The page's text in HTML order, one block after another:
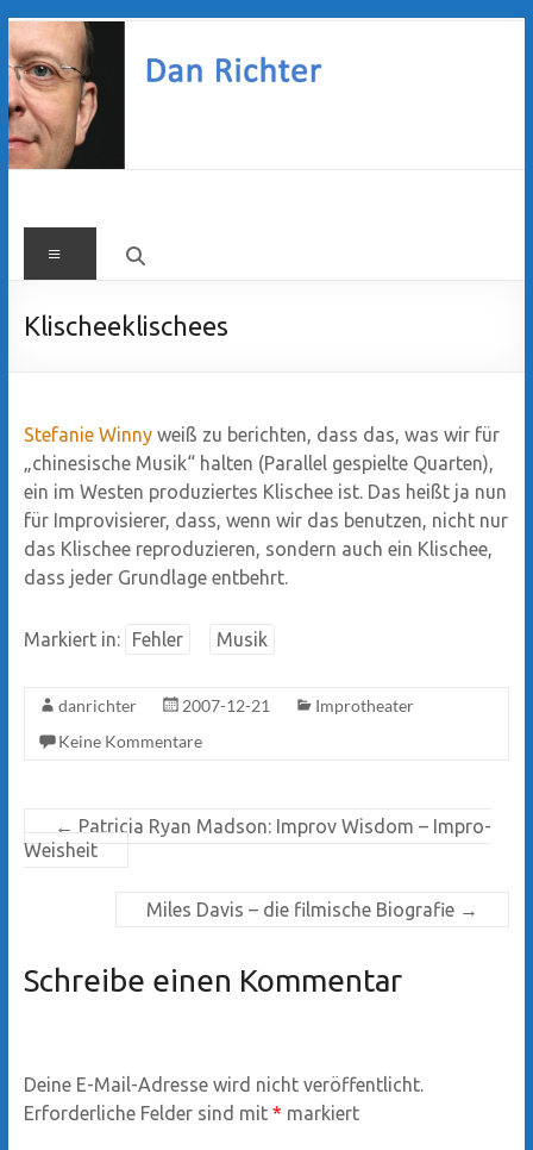
Zum
Inhalt
springen
Dan
Richter
Menü
Klischeeklischees
Stefanie Winny weiß zu berichten, dass das, was wir für
„chinesische Musik“ halten (Parallel gespielte Quarten),
ein im Westen produziertes Klischee ist. Das heißt ja nun
für Improvisierer, dass, wenn wir das benutzen, nicht nur
das Klischee reproduzieren, sondern auch ein Klischee,
dass jeder Grundlage entbehrt.
Markiert in: Fehler Musik
danrichter 2007-12-21
Improtheater
Keine Kommentare
← Patricia Ryan Madson: Improv Wisdom – Impro-
Weisheit
Miles Davis – die filmische Biografie →
Schreibe einen Kommentar
Deine E-Mail-Adresse wird nicht veröffentlicht.
Erforderliche Felder sind mit * markiert